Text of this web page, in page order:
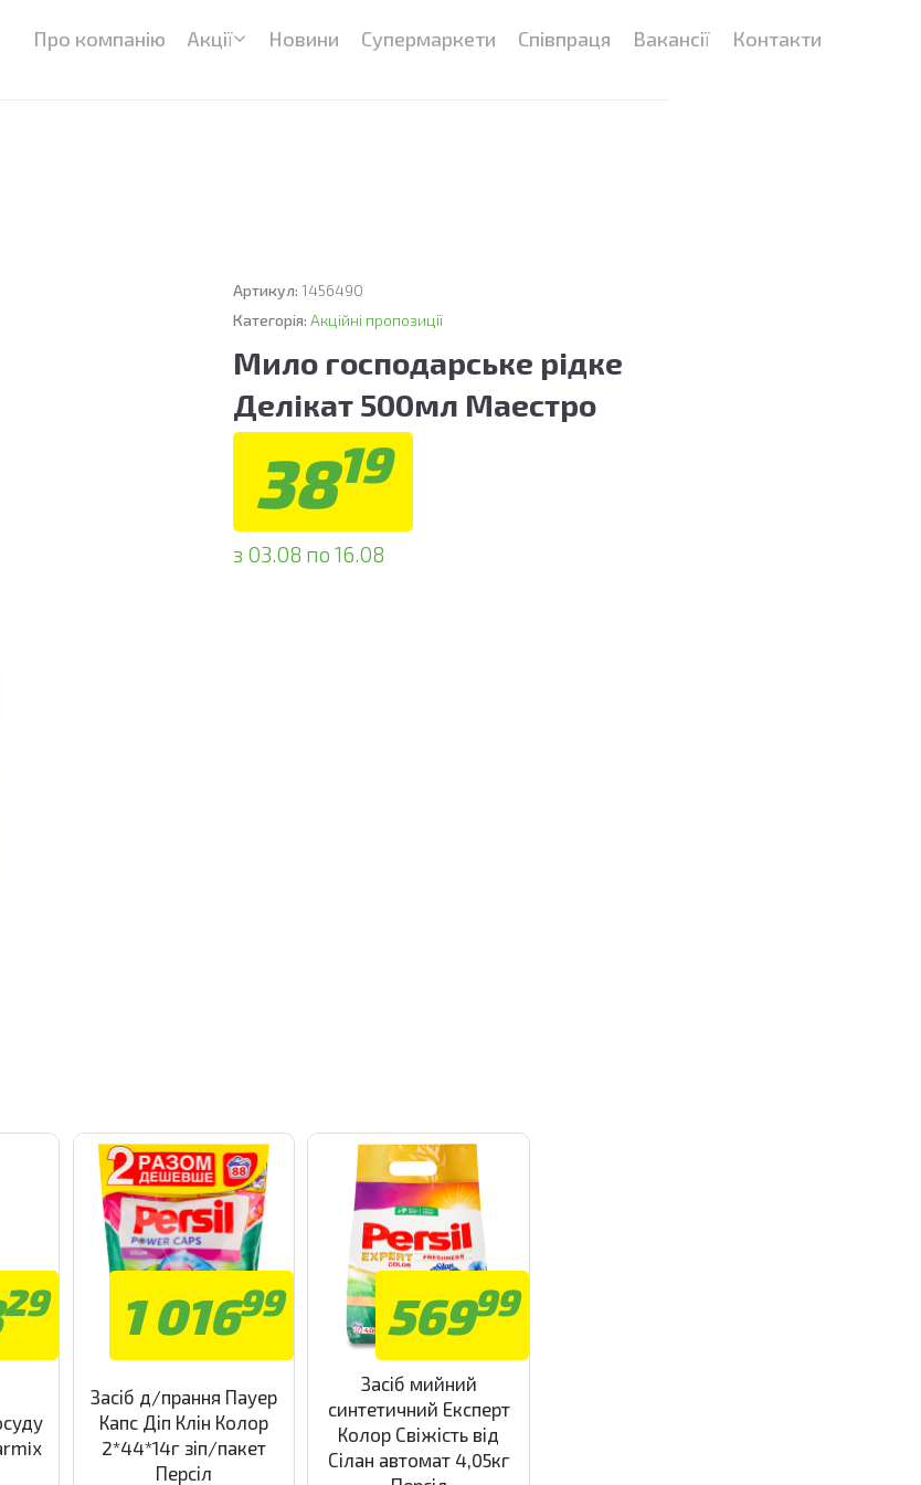
Про компанію Акції Новини Супермаркети Співпраця Вакансії Контакти
Артикул:1456490
Категорія:Акційні пропозиції
Мило господарське рідке
Делікат 500мл Маестро
3819
з 03.08 по 16.08
29 1 01699
Засіб д/прання Пауер
Капс Діп Клін Колор
2*44*14г зіп/пакет
Персіл
56999
Засіб мийний
синтетичний Експерт
Колор Свіжість від
Сілан автомат 4,05кг